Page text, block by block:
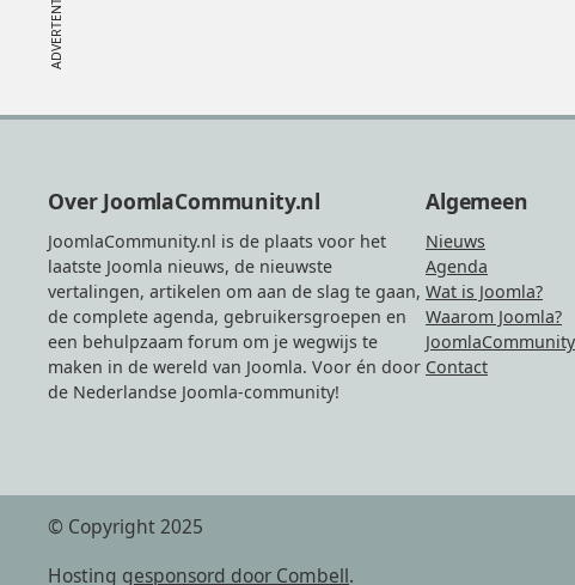
Over JoomlaCommunity.nl
JoomlaCommunity.nl is de plaats voor het
laatste Joomla nieuws, de nieuwste
vertalingen, artikelen om aan de slag te gaan,
de complete agenda, gebruikersgroepen en
een behulpzaam forum om je wegwijs te
maken in de wereld van Joomla. Voor én door
de Nederlandse Joomla-community!
Algemeen
Nieuws
Agenda
Wat is Joomla?
Waarom Joomla?
JoomlaCommunity
Contact
© Copyright 2025
Hosting gesponsord door Combell.